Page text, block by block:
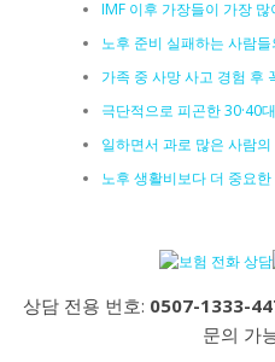
IMF 이후 가장들이 가장
노후 준비 실패하는 사람
가족 중 사망 사고 경험 후
극단적으로 피곤한 30·40
일하면서 과로 많은 사람
노후 생활비보다 더 중요
상담 전용 번호: 0507-1333-
문의 가